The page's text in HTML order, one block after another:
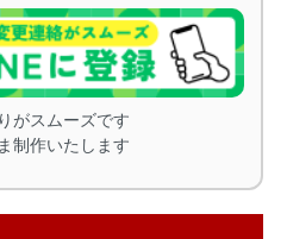
がスムーズです
制作いたします